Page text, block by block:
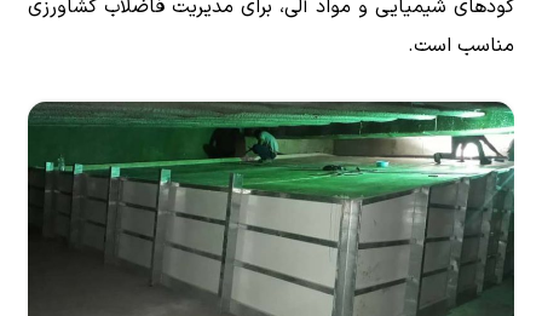
کودهای شیمیایی و مواد آلی، برای مدیریت فاضلاب کشاورزی
مناسب است.